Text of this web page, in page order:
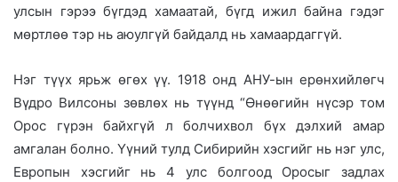
улсын гэрээ бүгдэд хамаатай, бүгд ижил байна гэдэг
мөртлөө тэр нь аюулгүй байдалд нь хамаардаггүй.
Нэг түүх ярьж өгөх үү. 1918 онд АНУ-ын ерөнхийлөгч
Вүдро Вилсоны зөвлөх нь түүнд “Өнөөгийн нүсэр том
Орос гүрэн байхгүй л болчихвол бүх дэлхий амар
амгалан болно. Үүний тулд Сибирийн хэсгийг нь нэг улс,
Европын хэсгийг нь 4 улс болгоод Оросыг задлах